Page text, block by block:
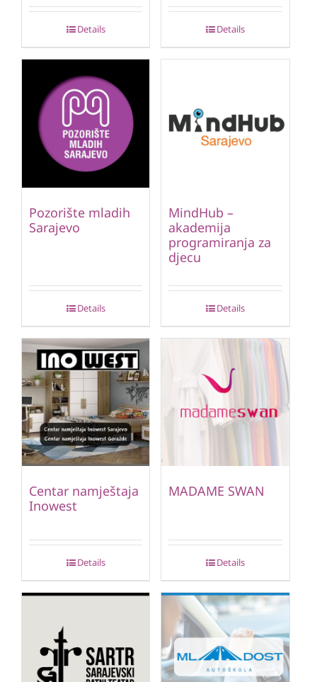
Details Details
Pozorište mladih
Sarajevo
Details
MindHub –
akademija
programiranja za
djecu
Details
Centar namještaja
Inowest
Details
MADAME SWAN
Details